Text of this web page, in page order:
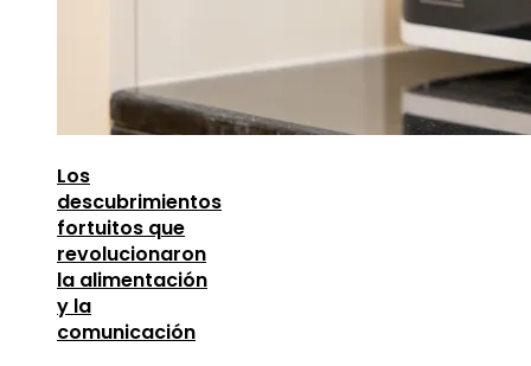
Los
descubrimientos
fortuitos que
revolucionaron
la alimentación
y la
comunicación